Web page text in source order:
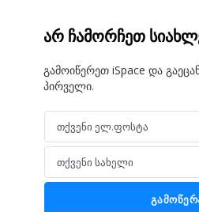
არ ჩამორჩეთ
გამოიწერეთ iSpace და
პირველი.
Email
თქვენი ელ.ფოსტა
Name
თქვენი სახელი